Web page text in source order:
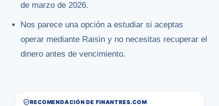
de marzo de 2026.
Nos parece una opción a estudiar si aceptas
operar mediante Raisin y no necesitas recuperar el
dinero antes de vencimiento.
RECOMENDACIÓN DE FINANTRES.COM